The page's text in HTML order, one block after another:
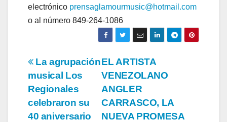
electrónico prensaglamourmusic@hotmail.com
o al número 849-264-1086
Navegación
de
entradas
EL ARTISTA
VENEZOLANO
ANGLER
CARRASCO, LA
NUEVA PROMESA
La agrupación
musical Los
Regionales
celebraron su
40 aniversario